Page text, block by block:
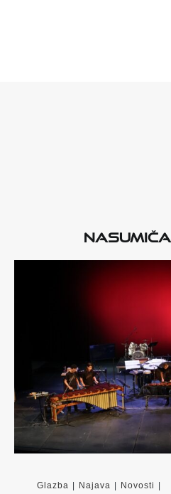
Glazba | Najava | Novosti |